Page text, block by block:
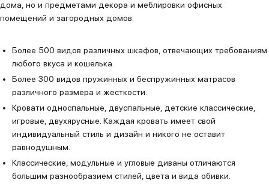
дома, но и предметами декора и меблировки офисных
помещений и загородных домов.
Более 500 видов различных шкафов, отвечающих требованиям
любого вкуса и кошелька.
Более 300 видов пружинных и беспружинных матрасов
различного размера и жесткости.
Кровати односпальные, двуспальные, детские классические,
игровые, двухярусные. Каждая кровать имеет свой
индивидуальный стиль и дизайн и никого не оставит
равнодушным.
Классические, модульные и угловые диваны отличаются
большим разнообразием стилей, цвета и вида обивки.